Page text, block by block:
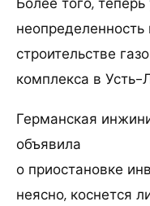
неопределенность
строительстве
комплекса в Усть-
Германская
объявила
о приостановке
неясно, коснется